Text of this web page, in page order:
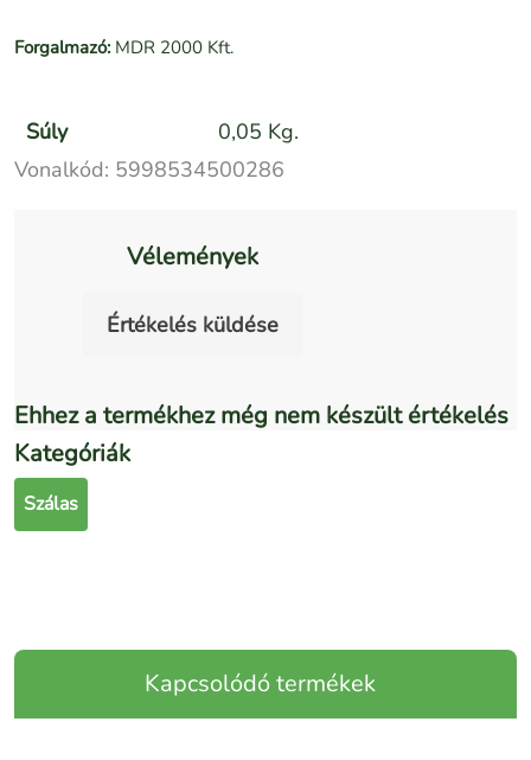
Forgalmazó: MDR 2000 Kft.
Súly
0,05 Kg.
Vonalkód: 5998534500286
Vélemények
Értékelés küldése
Ehhez a termékhez még nem készült értékelés
Kategóriák
Szálas
Kapcsolódó termékek